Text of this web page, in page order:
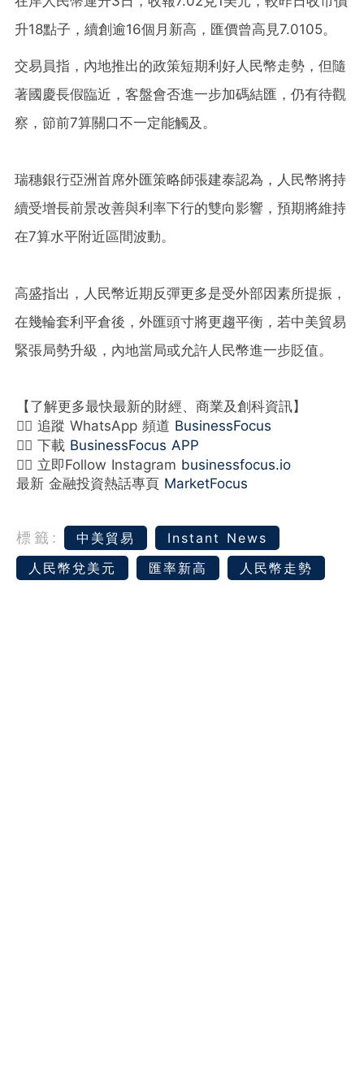
升18點子，續創逾16個月新高，匯價曾高見7.0105。
交易員指，內地推出的政策短期利好人民幣走勢，但隨
著國慶長假臨近，客盤會否進一步加碼結匯，仍有待觀
察，節前7算關口不一定能觸及。
瑞穗銀行亞洲首席外匯策略師張建泰認為，人民幣將持
續受增長前景改善與利率下行的雙向影響，預期將維持
在7算水平附近區間波動。
高盛指出，人民幣近期反彈更多是受外部因素所提振，
在幾輪套利平倉後，外匯頭寸將更趨平衡，若中美貿易
緊張局勢升級，內地當局或允許人民幣進一步貶值。
【了解更多最快最新的財經、商業及創科資訊】
👉🏻 追蹤 WhatsApp 頻道 BusinessFocus
👉🏻 下載 BusinessFocus APP
👉🏻 立即Follow Instagram businessfocus.io
最新 金融投資熱話專頁 MarketFocus
標籤: 中美貿易
Instant News
人民幣兌美元
匯率新高 人民幣走勢